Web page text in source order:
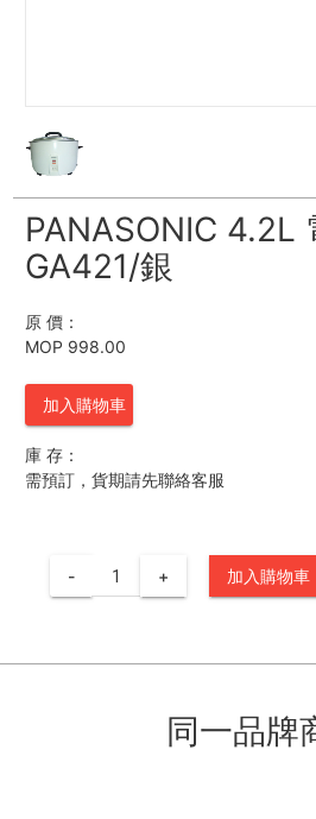
PANASONIC 4.2L
GA421/銀
原 價：
MOP 998.00
加入購物車
庫 存：
需預訂，貨期請先聯絡客服
- + 加入購物車
同一品牌